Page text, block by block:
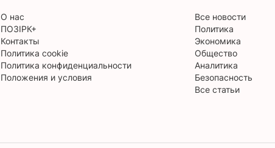
О нас
ПОЗІРК+
Контакты
Политика cookie
Политика конфиденциальности
Положения и условия
Все новости
Политика
Экономика
Общество
Аналитика
Безопасность
Все статьи